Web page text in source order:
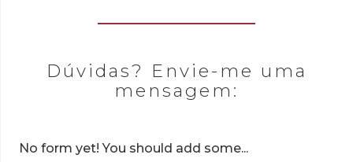
Dúvidas? Envie-me uma
mensagem:
No form yet! You should add some...